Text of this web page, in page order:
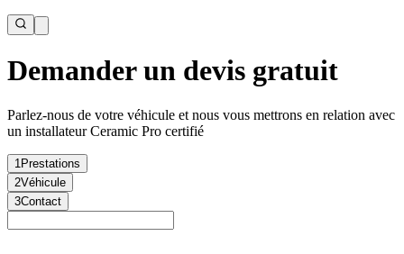
Demander un devis gratuit
Parlez-nous de votre véhicule et nous vous mettrons en relation avec
un installateur Ceramic Pro certifié
1 Prestations
2Véhicule
3Contact